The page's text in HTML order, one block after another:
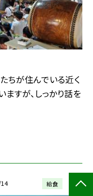
ちが住んでいる近く
すが、しっかり話を
給食